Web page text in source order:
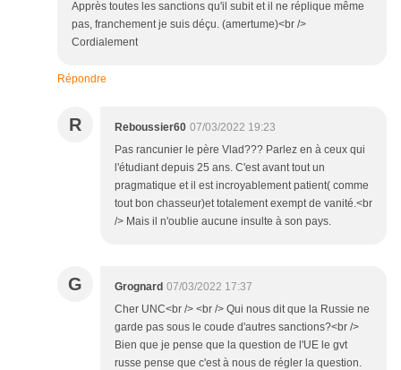
Apprès toutes les sanctions qu'il subit et il ne réplique même
pas, franchement je suis déçu. (amertume)<br />
Cordialement
Répondre
R Reboussier60 07/03/2022 19:23
Pas rancunier le père Vlad??? Parlez en à ceux qui
l'étudiant depuis 25 ans. C'est avant tout un
pragmatique et il est incroyablement patient( comme
tout bon chasseur)et totalement exempt de vanité.<br
/> Mais il n'oublie aucune insulte à son pays.
G Grognard 07/03/2022 17:37
Cher UNC<br /> <br /> Qui nous dit que la Russie ne
garde pas sous le coude d'autres sanctions?<br />
Bien que je pense que la question de l'UE le gvt
russe pense que c'est à nous de régler la question.